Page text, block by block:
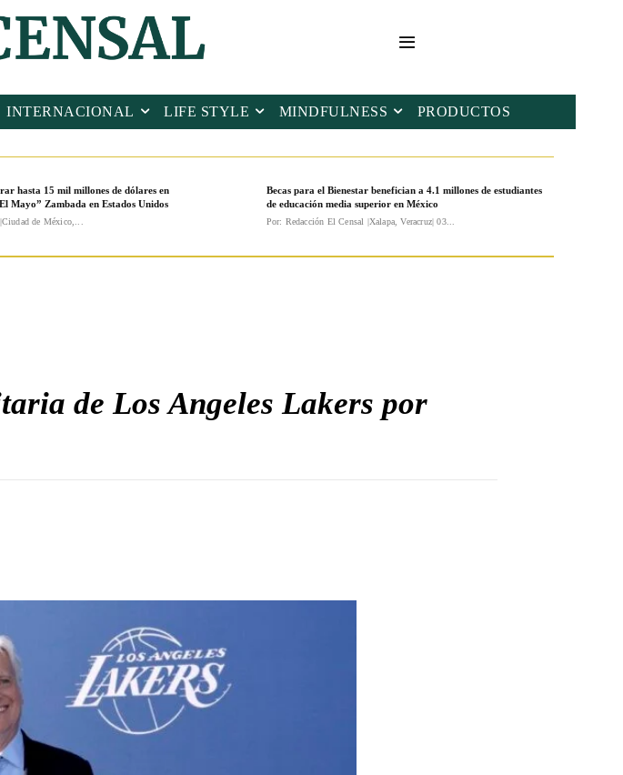
INTERNACIONAL LIFE STYLE MINDFULNESS PRODUCTOS
hasta 15 mil millones de dólares en
Mayo” Zambada en Estados Unidos
de México,...
Becas para el Bienestar benefician a 4.1 millones de estudiantes
de educación media superior en México
Por: Redacción El Censal |Xalapa, Veracruz| 03...
de Los Angeles Lakers por